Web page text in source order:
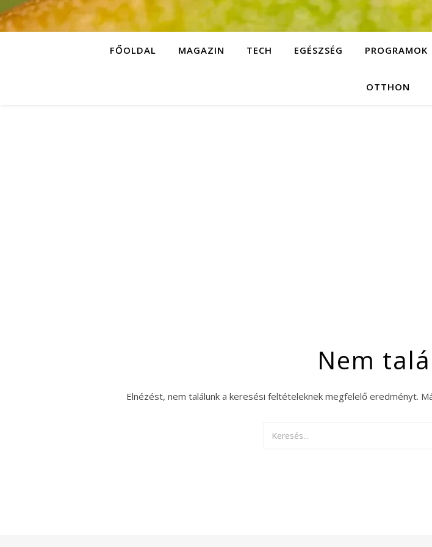
FŐOLDAL MAGAZIN TECH EGÉSZSÉG PROGRAMOK
OTTHON
Nem
Elnézést, nem találunk a keresési feltételeknek megfelelő eredményt.